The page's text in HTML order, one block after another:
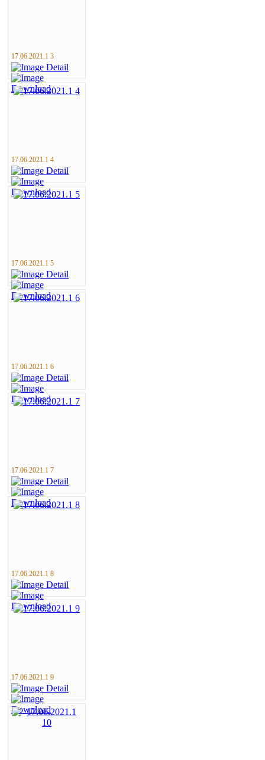
17.06.2021.1 3
17.06.2021.1 4
17.06.2021.1 5
17.06.2021.1 6
17.06.2021.1 7
17.06.2021.1 8
17.06.2021.1 9